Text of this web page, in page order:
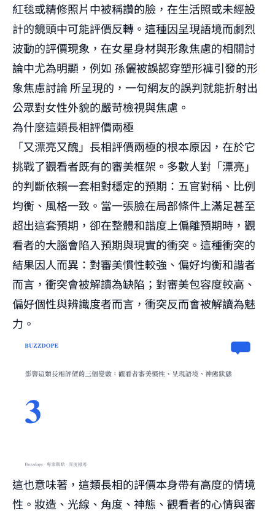
紅毯或精修照片中被稱讚的臉，在生活照或未經設
計的鏡頭中可能評價反轉。這種因呈現語境而劇烈
波動的評價現象，在女星身材與形象焦慮的相關討
論中尤為明顯，例如 孫儷被誤認穿塑形褲引發的形
象焦慮討論所呈現的，一句網友的誤判就能折射出
公眾對女性外貌的嚴苛檢視與焦慮。
為什麼這類長相評價兩極
「又漂亮又醜」長相評價兩極的根本原因，在於它
挑戰了觀看者既有的審美框架。多數人對「漂亮」
的判斷依賴一套相對穩定的預期：五官對稱、比例
均衡、風格一致。當一張臉在局部條件上滿足甚至
超出這套預期，卻在整體和諧度上偏離預期時，觀
看者的大腦會陷入預期與現實的衝突。這種衝突的
結果因人而異：對審美慣性較強、偏好均衡和諧者
而言，衝突會被解讀為缺陷；對審美包容度較高、
偏好個性與辨識度者而言，衝突反而會被解讀為魅
力。
這也意味著，這類長相的評價本身帶有高度的情境
性。妝造、光線、角度、神態、觀看者的心情與審